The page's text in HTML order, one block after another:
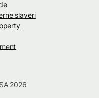
slaveri
2026